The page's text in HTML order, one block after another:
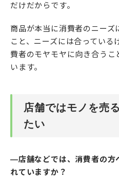
だけだからです。
商品が本当に消費者のニーズ
こと、ニーズには合っている
費者のモヤモヤに向き合うこ
います。
店舗ではモノを売
たい
―店舗などでは、消費者の方
れていますか？